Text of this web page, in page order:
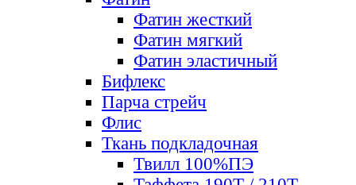
Фатин жесткий
Фатин мягкий
Фатин элаcтичный
Бифлекс
Парча стрейч
Флис
Ткань подкладочная
Твилл 100%ПЭ